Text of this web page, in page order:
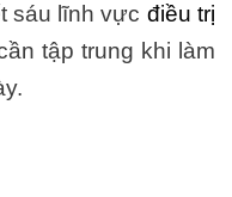
sáu lĩnh vực điều trị
tập trung khi làm